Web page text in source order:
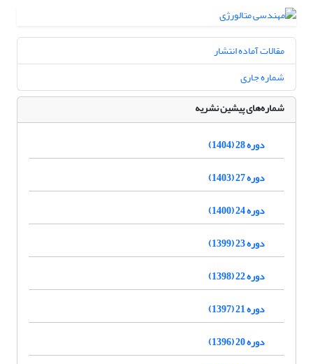
مقالات آماده انتشار
شماره جاری
شماره‌های پیشین نشریه
دوره 28 (1404)
دوره 27 (1403)
دوره 24 (1400)
دوره 23 (1399)
دوره 22 (1398)
دوره 21 (1397)
دوره 20 (1396)